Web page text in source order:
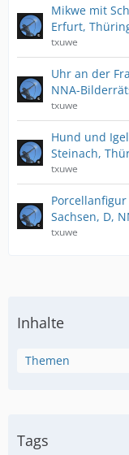
Mikwe mit
Erfurt,
txuwe
Uhr an der
NNA-
txuwe
Hund und
Steinach,
txuwe
Sachsen, D,
txuwe
Inhalte
Themen
Tags